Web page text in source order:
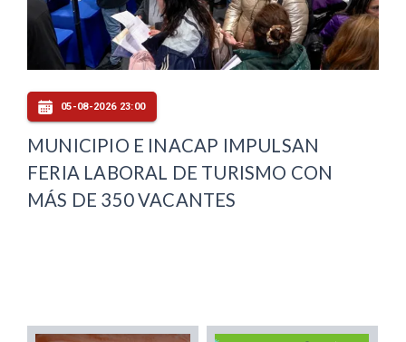
05-08-2026 23:00
MUNICIPIO E INACAP IMPULSAN
FERIA LABORAL DE TURISMO CON
MÁS DE 350 VACANTES